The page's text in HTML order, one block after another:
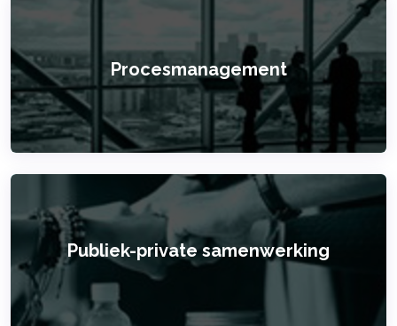
Procesmanagement
Publiek-private samenwerking